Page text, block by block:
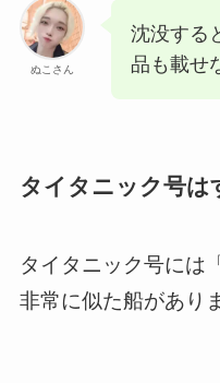
ぬこさん
沈没する
品も載せ
タイタニック号は
タイタニック号には
非常に似た船があり